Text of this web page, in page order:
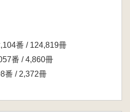
番 / 124,819冊
番 / 4,860冊
番 / 2,372冊